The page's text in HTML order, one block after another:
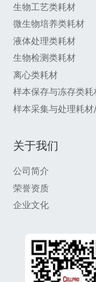
生物工艺类耗材
微生物培养类耗材
液体处理类耗材
生物检测类耗材
离心类耗材
样本保存与冻存类耗
样本采集与处理耗材
关于我们
公司简介
荣誉资质
企业文化